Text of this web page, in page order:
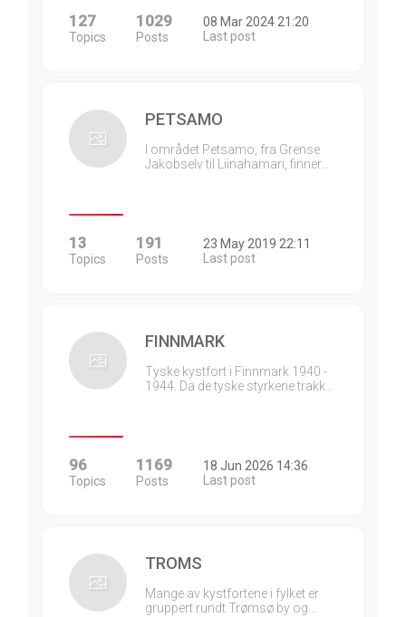
127
Topics
1029
Posts
08 Mar 2024 21:20
Last post
PETSAMO
I området Petsamo, fra Grense
Jakobselv til Liinahamari, finner…
13
Topics
191
Posts
23 May 2019 22:11
Last post
FINNMARK
Tyske kystfort i Finnmark 1940 -
1944. Da de tyske styrkene trakk…
96
Topics
1169
Posts
18 Jun 2026 14:36
Last post
TROMS
Mange av kystfortene i fylket er
gruppert rundt Trømsø by og…